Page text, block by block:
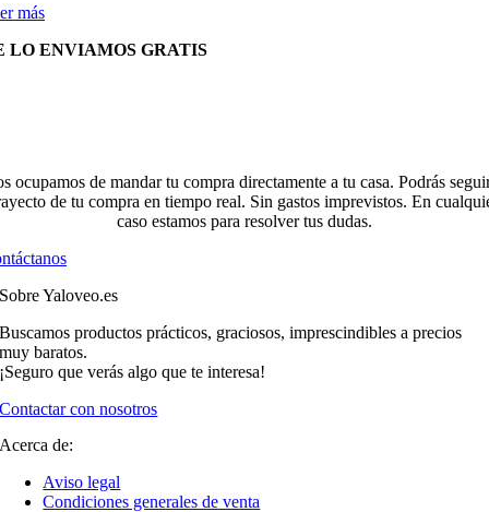
más
LO ENVIAMOS GRATIS
ocupamos de mandar tu compra directamente a tu casa. Podrás
de tu compra en tiempo real. Sin gastos imprevistos. En
caso estamos para resolver tus dudas.
Sobre Yaloveo.es
Buscamos productos prácticos, graciosos, imprescindibles a precios
muy baratos.
¡Seguro que verás algo que te interesa!
Contactar con nosotros
Acerca de:
Aviso legal
Condiciones generales de venta